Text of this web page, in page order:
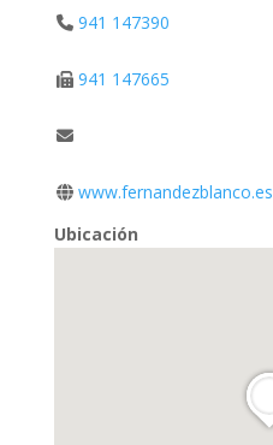
941 147390
941 147665
www.fernandezblanco.es
Ubicación